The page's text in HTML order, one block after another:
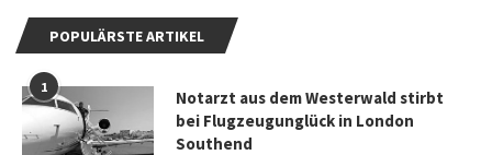
POPULÄRSTE ARTIKEL
1
Notarzt aus dem Westerwald stirbt
bei Flugzeugunglück in London
Southend